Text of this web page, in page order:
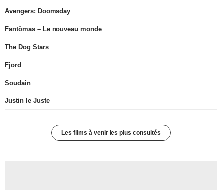
Avengers: Doomsday
Fantômas – Le nouveau monde
The Dog Stars
Fjord
Soudain
Justin le Juste
Les films à venir les plus consultés